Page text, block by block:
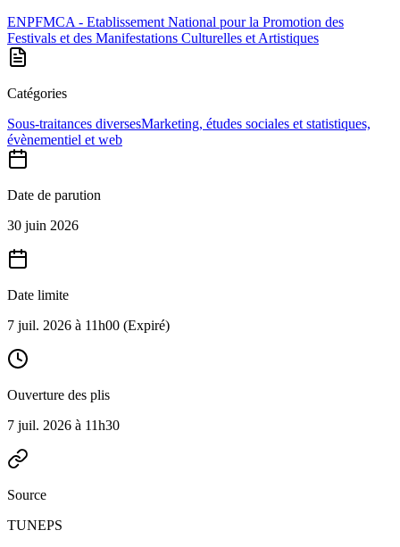
ENPFMCA - Etablissement National pour la Promotion des
Festivals et des Manifestations Culturelles et Artistiques
Catégories
Sous-traitances diversesMarketing, études sociales et statistiques,
évènementiel et web
Date de parution
30 juin 2026
Date limite
7 juil. 2026 à 11h00 (Expiré)
Ouverture des plis
7 juil. 2026 à 11h30
Source
TUNEPS